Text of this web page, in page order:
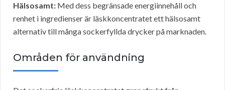
Hälsosamt: Med dess begränsade energiinnehåll och
renhet i ingredienser är läskkoncentratet ett hälsosamt
alternativ till många sockerfyllda drycker på marknaden.
Områden för användning